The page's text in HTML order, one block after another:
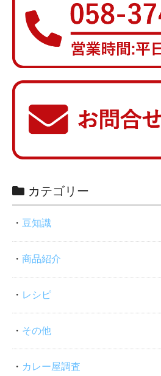
カテゴリー
豆知識
商品紹介
レシピ
その他
カレー屋調査